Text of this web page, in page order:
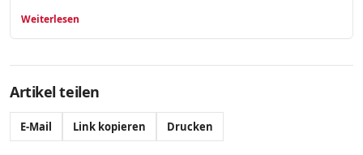
Weiterlesen
Artikel teilen
E-Mail Link kopieren Drucken